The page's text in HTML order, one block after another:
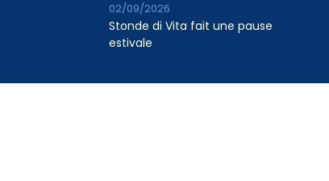
Stonde di Vita fait une pause
estivale
02/09/2026